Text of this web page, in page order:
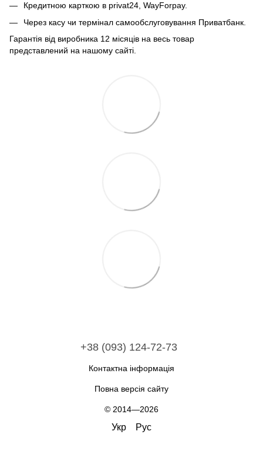
Кредитною карткою в privat24, WayForpay.
Через касу чи термінал самообслуговування Приватбанк.
Гарантія від виробника 12 місяців на весь товар
представлений на нашому сайті.
+38 (093) 124-72-73
Контактна інформація
Повна версія сайту
© 2014—2026
Укр Рус